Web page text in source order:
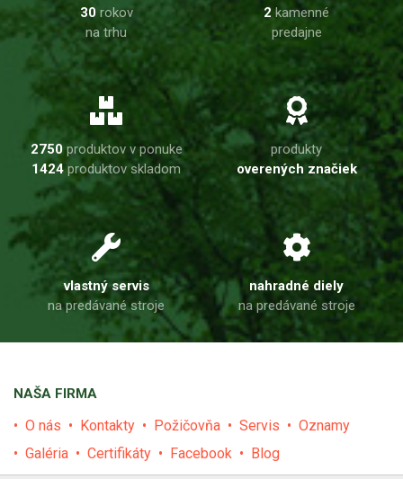
30rokov
na trhu
2 kamenné
predajne
2750produktov v ponuke
1424produktov skladom
produkty
overených značiek
vlastný servis
na predávané stroje
nahradné diely
na predávané stroje
NAŠA FIRMA
O nás Kontakty Požičovňa Servis
Oznamy
Galéria
Certifikáty Facebook Blog